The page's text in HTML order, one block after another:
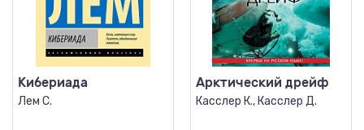
Кибериада
Лем С.
Арктический дрейф
Касслер К., Касслер Д.